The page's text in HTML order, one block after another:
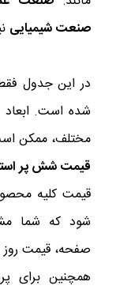
صنعت شیمیایی
در این جدول
شده است.
مختلف، ممکن
قیمت شش پر
قیمت کلیه
شود که شما
صفحه، قیمت
همچنین برای